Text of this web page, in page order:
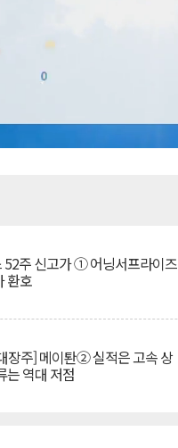
52주 신고가 ① 어닝서프라이즈
환호
장주] 메이퇀② 실적은 고속 상
는 역대 저점